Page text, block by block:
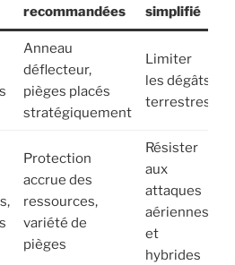
recommandées
simplifié
Anneau
déflecteur,
pièges placés
stratégiquement
Limiter
les dégâts
terrestres
Protection
accrue des
ressources,
variété de
pièges
Résister
aux
attaques
aériennes
et
hybrides